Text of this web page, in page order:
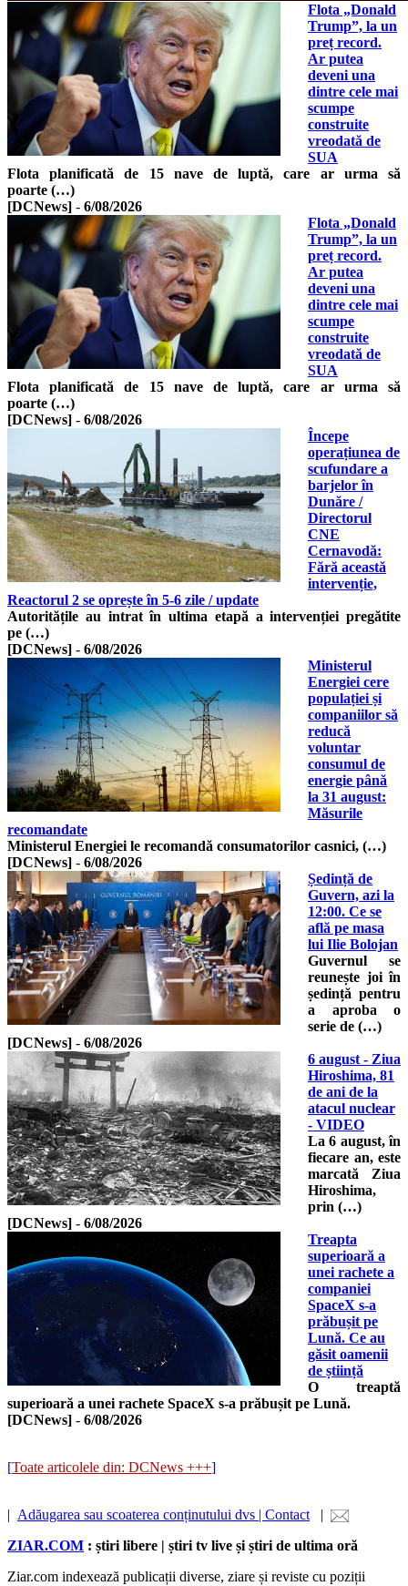
Flota „Donald
Trump”, la un
preț record.
Ar putea
deveni una
dintre cele mai
scumpe
construite
vreodată de
SUA
Flota planificată de 15 nave de luptă, care ar urma să
poarte (…)
[DCNews] - 6/08/2026
Flota „Donald
Trump”, la un
preț record.
Ar putea
deveni una
dintre cele mai
scumpe
construite
vreodată de
SUA
Flota planificată de 15 nave de luptă, care ar urma să
poarte (…)
[DCNews] - 6/08/2026
Începe
operațiunea de
scufundare a
barjelor în
Dunăre /
Directorul
CNE
Cernavodă:
Fără această
intervenție,
Reactorul 2 se oprește în 5-6 zile / update
Autoritățile au intrat în ultima etapă a intervenției pregătite
pe (…)
[DCNews] - 6/08/2026
Ministerul
Energiei cere
populației și
companiilor să
reducă
voluntar
consumul de
energie până
la 31 august:
Măsurile
recomandate
Ministerul Energiei le recomandă consumatorilor casnici, (…)
[DCNews] - 6/08/2026
Ședință de
Guvern, azi la
12:00. Ce se
află pe masa
lui Ilie Bolojan
Guvernul se
reunește joi în
ședință pentru
a aproba o
serie de (…)
[DCNews] - 6/08/2026
6 august - Ziua
Hiroshima, 81
de ani de la
atacul nuclear
- VIDEO
La 6 august, în
fiecare an, este
marcată Ziua
Hiroshima,
prin (…)
[DCNews] - 6/08/2026
Treapta
superioară a
unei rachete a
companiei
SpaceX s-a
prăbușit pe
Lună. Ce au
găsit oamenii
de știință
O treaptă
superioară a unei rachete SpaceX s-a prăbușit pe Lună.
[DCNews] - 6/08/2026
[Toate articolele din: DCNews +++]
| Adăugarea sau scoaterea conținutului dvs | Contact |
ZIAR.COM : știri libere | știri tv live și știri de ultima oră
Ziar.com indexează publicații diverse, ziare și reviste cu poziții